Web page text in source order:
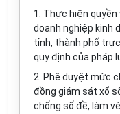
1. Thực hiện
doanh nghiệp kinh
tỉnh, thành phố
quy định của pháp
2. Phê duyệt mức
đồng giám sát xổ
chống số đề, làm